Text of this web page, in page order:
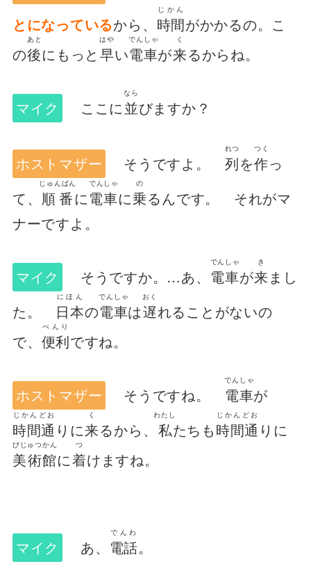
とになっているから、 時間
じかん
がかかるの。こ
の後
あと
にもっと 早
はや
い電車
でんしゃ
が来
く
るからね。
マイク ここに並
なら
びますか？
ホストマザー そうですよ。 列
れつ
を作
つく
っ
て、 順番
じゅんばん
に電車
でんしゃ
に乗
の
るんです。 それがマ
ナーですよ。
マイク そうですか。…あ、 電車
でんしゃ
が来
き
まし
た。 日本
にほん
の電車
でんしゃ
は遅
おく
れることがないの
で、 便利
べんり
ですね。
ホストマザー そうですね。 電車
でんしゃ
が
時間通
じかんどお
りに来
く
るから、 私
わたし
たちも時間通
じかんどお
りに
美術館
びじゅつかん
に着
つ
けますね。
マイク あ、 電話
でんわ
。